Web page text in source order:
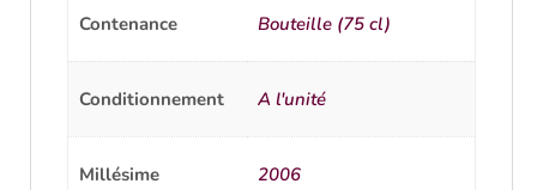
Contenance Bouteille (75 cl)
Conditionnement A l'unité
Millésime 2006